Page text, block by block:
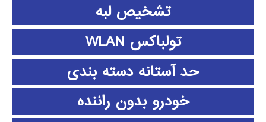
تشخیص لبه
تولباکس WLAN
حد آستانه دسته بندی
خودرو بدون راننده